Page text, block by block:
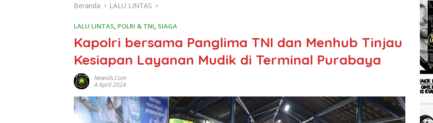
Beranda LALU LINTAS
LALU LINTAS POLRI & TNI SIAGA
Kapolri bersama Panglima TNI dan Menhub Tinjau
Kesiapan Layanan Mudik di Terminal Purabaya
Newsils.com
4 April 2024